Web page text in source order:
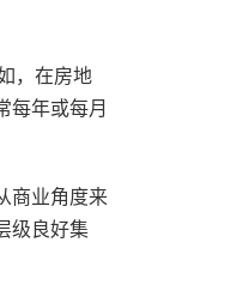
，在房地
每年或每月
商业角度来
级良好集